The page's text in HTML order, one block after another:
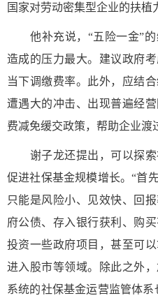
国家对劳动密集型企业的扶植
他补充说，“五险一金”的
造成的压力最大。建议政府
当下调缴费率。此外，应结
遭遇大的冲击、出现普遍经
费减免缓交政策，帮助企业渡
谢子龙还提出，可以探索
促进社保基金规模增长。“首
只能是风险小、见效快、回
府公债、存入银行获利、购
投资一些政府项目，甚至可
进入股市等领域。除此之外
系统的社保基金运营监管体